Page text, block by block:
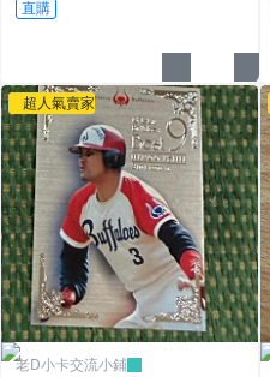
直購
超人氣賣家
老D小卡交流小鋪